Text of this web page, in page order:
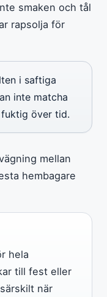
smaken och tål
rapsolja för
i saftiga
inte matcha
över tid.
mellan
hembagare
hela
till fest eller
när